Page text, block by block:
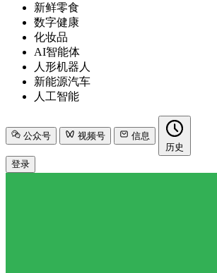
新鲜零食
数字健康
化妆品
AI智能体
人形机器人
新能源汽车
人工智能
公众号 视频号
信息
历史
登录